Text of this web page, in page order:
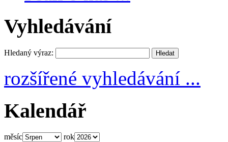
Vyhledávání
Hledaný výraz:
rozšířené vyhledávání ...
Kalendář
měsíc rok